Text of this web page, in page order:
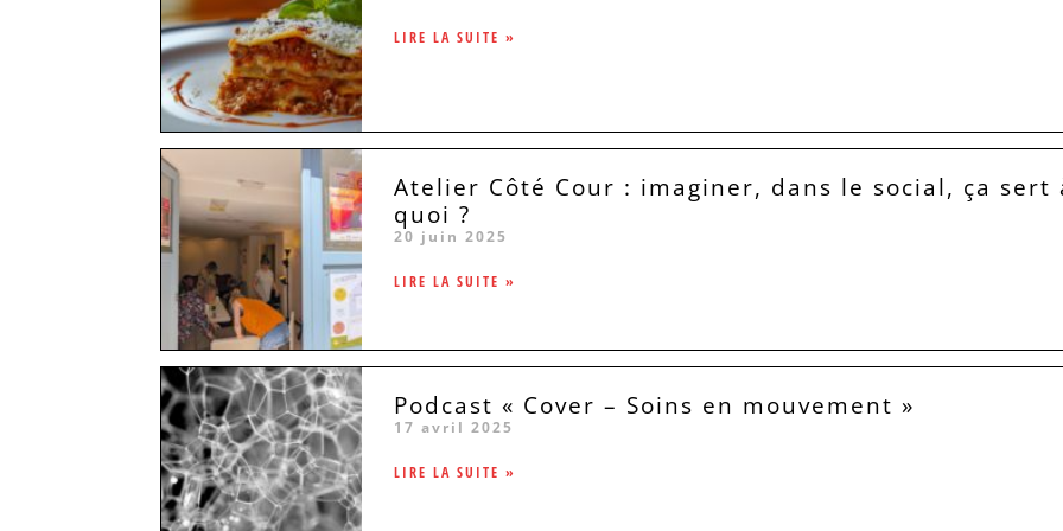
LIRE LA SUITE »
Atelier Côté Cour : imaginer, dans le social, ça sert
quoi ?
20 juin 2025
LIRE LA SUITE »
Podcast « Cover – Soins en mouvement »
17 avril 2025
LIRE LA SUITE »